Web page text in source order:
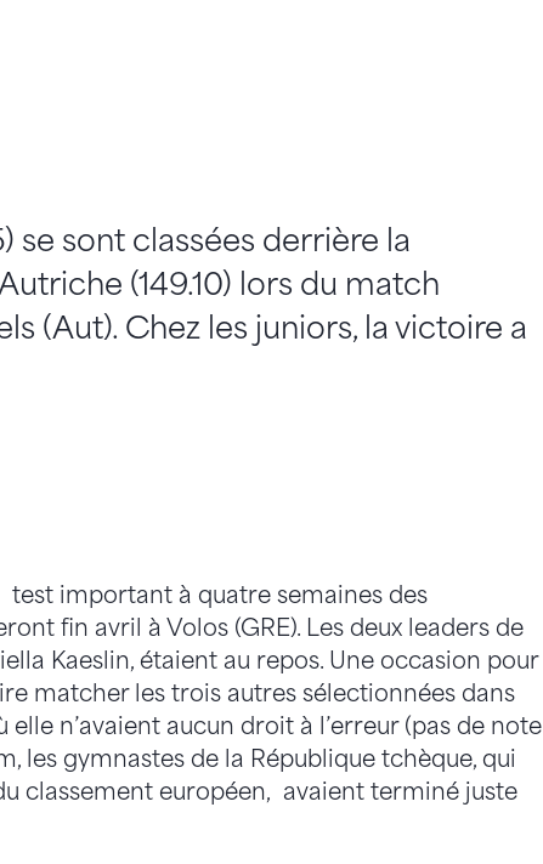
se sont classées derrière la
(149.10) lors du match
(Aut). Chez les juniors, la victoire a
important à quatre semaines des
fin avril à Volos (GRE). Les deux leaders de
Kaeslin, étaient au repos. Une occasion pour
matcher les trois autres sélectionnées dans
n’avaient aucun droit à l’erreur (pas de note
les gymnastes de la République tchèque, qui
classement européen, avaient terminé juste